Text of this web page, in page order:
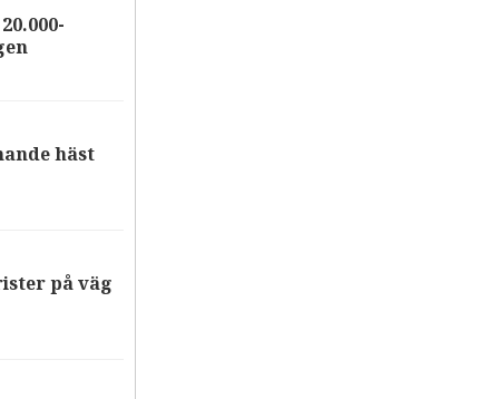
häst
på väg